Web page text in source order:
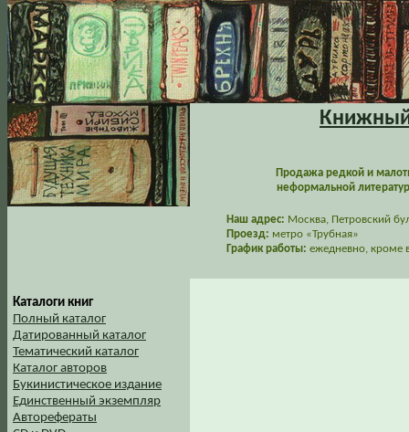
Книжный
Продажа редкой и
неформальной
Наш адрес: Москва, Петровский
Проезд: метро «Трубная»
График работы: ежедневно, кроме
Каталоги книг
Полный каталог
Датированный каталог
Тематический каталог
Каталог авторов
Букинистическое издание
Единственный экземпляр
Авторефераты